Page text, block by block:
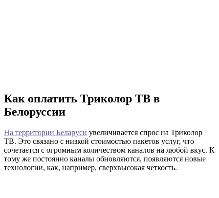
Как оплатить Триколор ТВ в
Белоруссии
На территории Беларуси увеличивается спрос на Триколор
ТВ. Это связано с низкой стоимостью пакетов услуг, что
сочетается с огромным количеством каналов на любой вкус. К
тому же постоянно каналы обновляются, появляются новые
технологии, как, например, сверхвысокая четкость.